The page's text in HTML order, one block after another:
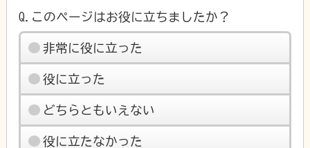
Q.このページはお役に立ちましたか？
非常に役に立った
役に立った
どちらともいえない
役に立たなかった